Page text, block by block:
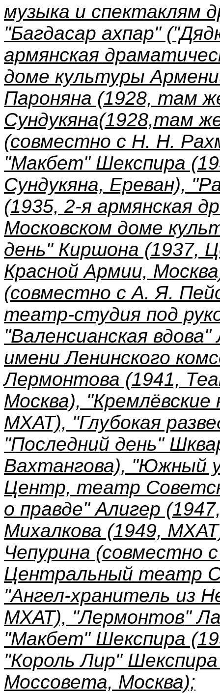
музыка и спектаклям
"Багдасар ахпар"
армянская
доме культуры
Пароняна (1928, там
Сундукяна(1928,там
(совместно с Н. Н.
"Макбет" Шекспира
Сундукяна, Ереван),
(1935, 2-я армянская
Московском доме
день" Киршона (1937,
Красной Армии,
(совместно с А. Я.
театр-студия под
"Валенсианская
имени Ленинского
Лермонтова (1941,
Москва),
МХАТ), "Глубокая
"Последний день"
Вахтангова), "Южный
Центр, театр
о правде" Алигер
Михалкова (1949,
Чепурина (совместно
Центральный театр
"Ангел-хранитель из
МХАТ), "Лермонтов"
"Макбет" Шекспира
"Король Лир"
Моссовета, Москва);